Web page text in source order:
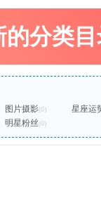
的分类
图片摄影(0)
星座运
明星粉丝(0)